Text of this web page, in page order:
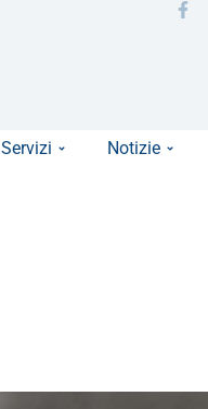
Servizi Notizie